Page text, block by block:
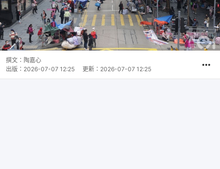
撰文： 陶嘉心
出版： 2026-07-07 12:25 更新： 2026-07-07 12:25